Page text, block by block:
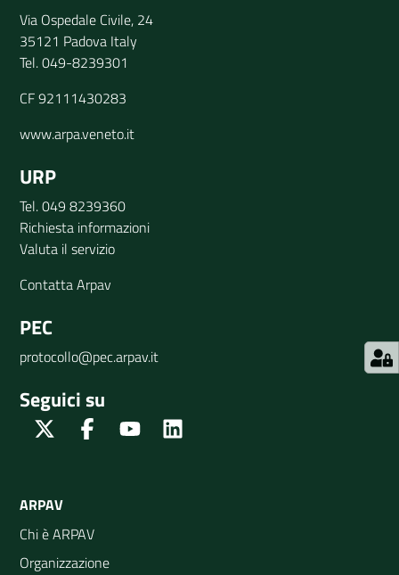
Via Ospedale Civile, 24
35121 Padova Italy
Tel. 049-8239301
CF 92111430283
www.arpa.veneto.it
URP
Tel. 049 8239360
Richiesta informazioni
Valuta il servizio
Contatta Arpav
PEC
protocollo@pec.arpav.it
Seguici su
Twitter FacebookYoutube
ARPAV
Chi è ARPAV
Organizzazione